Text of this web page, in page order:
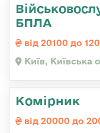
БПЛА
від 20100 до
Київ, Київська
Комірник
від 20000 до